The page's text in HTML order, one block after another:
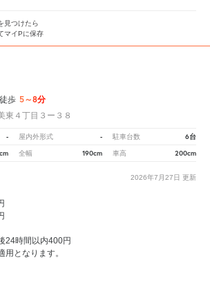
見つけたら
マイPに保存
徒歩 5～8分
東４丁目３ー３８
- 屋内外形式 - 駐車台数 6台
全幅 190cm 車高 200cm
2026年7月27日 更新
24時間以内400円
となります。